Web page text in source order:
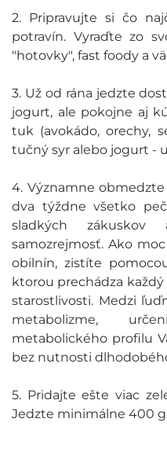
2. Pripravujte si čo
potravín. Vyraďte zo
"hotovky", fast foody a
3. Už od rána jedzte
jogurt, ale pokojne aj
tuk (avokádo, orechy,
tučný syr alebo jogurt -
4. Významne
dva týždne všetko
sladkých
samozrejmosť. Ako
obilnín, zistíte
ktorou prechádza
starostlivosti. Medzi
metabolizme,
metabolického profilu
bez nutnosti
5. Pridajte ešte viac
Jedzte minimálne 400